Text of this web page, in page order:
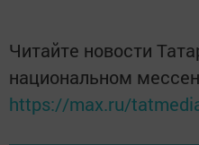
Читайте новости
национальном
https://max.ru/